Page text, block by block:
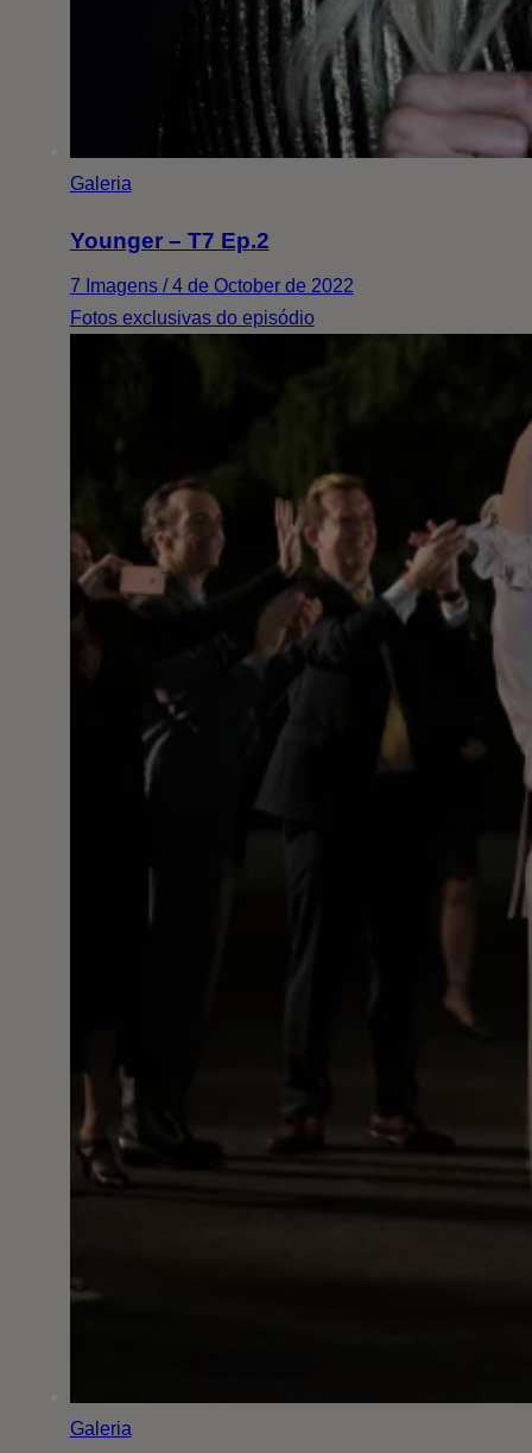
Galeria
Younger – T7 Ep.2
7 Imagens / 4 de October de 2022
Fotos exclusivas do episódio
Galeria